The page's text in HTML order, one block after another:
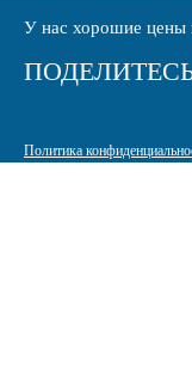
У нас хорошие цены
Политика